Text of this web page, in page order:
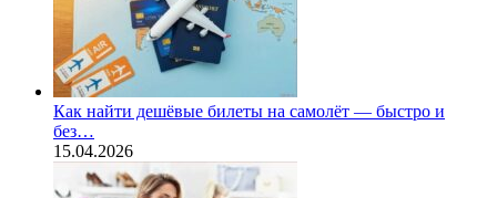
Как найти дешёвые билеты на самолёт — быстро и
без…
15.04.2026